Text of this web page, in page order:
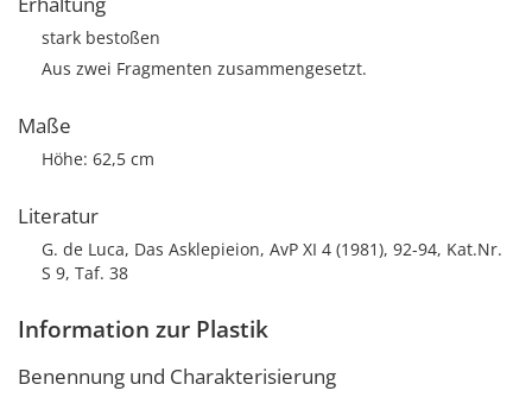
stark bestoßen
Aus zwei Fragmenten zusammengesetzt.
Maße
Höhe: 62,5 cm
Literatur
G. de Luca, Das Asklepieion, AvP XI 4 (1981), 92-94, Kat.Nr.
S 9, Taf. 38
Information zur Plastik
Benennung und Charakterisierung